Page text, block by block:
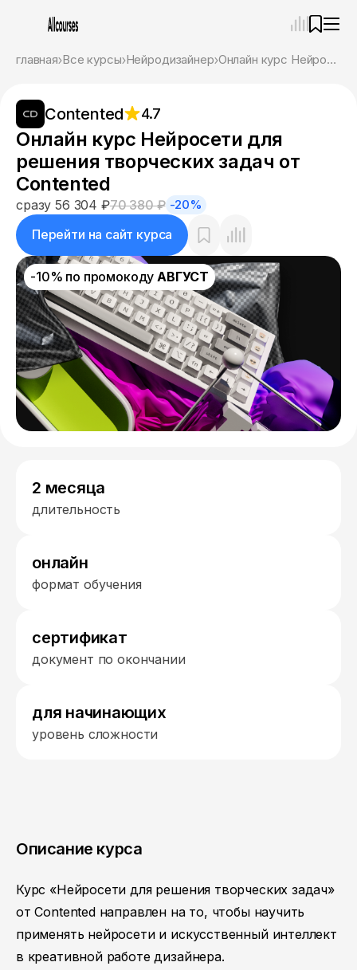
главная Все курсы Нейродизайнер Онлайн курс Нейросети для решения творческих задач от Contented
Contented 4.7
Онлайн курс Нейросети для
решения творческих задач от
Contented
сразу 56 304 ₽70 380 ₽ -20%
Перейти на сайт курса
-10% по промокодуАВГУСТ
2 месяца
длительность
онлайн
формат обучения
сертификат
документ по окончании
для начинающих
уровень сложности
Описание курса
Курс «Нейросети для решения творческих задач»
от Contented направлен на то, чтобы научить
применять нейросети и искусственный интеллект
в креативной работе дизайнера.
Ассистент
Привет! Я Ваш карьерный навигатор. Подберу
курсы, которые соответствует именно вашим
целям.
Пожалуйста, ответьте на несколько вопросов,
чтобы начать.
Приступим?